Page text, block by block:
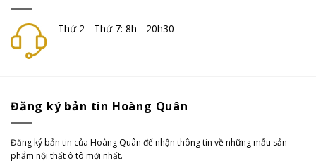
Thứ 2 - Thứ 7: 8h - 20h30
Đăng ký bản tin Hoàng Quân
Đăng ký bản tin của Hoàng Quân để nhận thông tin về những mẫu sản
phẩm nội thất ô tô mới nhất.